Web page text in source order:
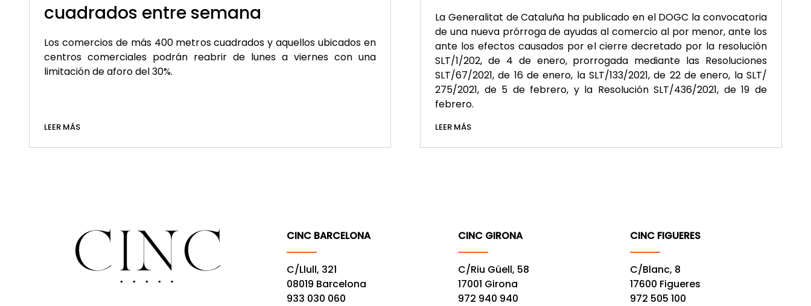
cuadrados entre semana
Los comercios de más 400 metros cuadrados y aquellos ubicados en
centros comerciales podrán reabrir de lunes a viernes con una
limitación de aforo del 30%.
LEER MÁS
La Generalitat de Cataluña ha publicado en el DOGC la convocatoria
de una nueva prórroga de ayudas al comercio al por menor, ante los
ante los efectos causados por el cierre decretado por la resolución
SLT/1/202, de 4 de enero, prorrogada mediante las Resoluciones
SLT/67/2021, de 16 de enero, la SLT/133/2021, de 22 de enero, la SLT/
275/2021, de 5 de febrero, y la Resolución SLT/436/2021, de 19 de
febrero.
LEER MÁS
CINC BARCELONA
C/Llull, 321
08019 Barcelona
933 030 060
CINC GIRONA
C/Riu Güell, 58
17001 Girona
972 940 940
CINC FIGUERES
C/Blanc, 8
17600 Figueres
972 505 100